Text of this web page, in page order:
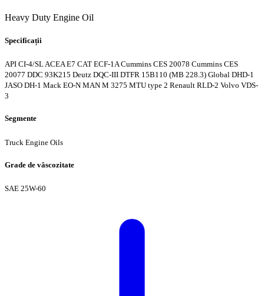
Heavy Duty Engine Oil
Specificații
API CI-4/SLACEA E7 CAT ECF-1ACummins CES 20078 Cummins CES
20077 DDC 93K215 Deutz DQC-III DTFR 15B110 (MB 228.3) Global DHD-1
JASO DH-1 Mack EO-N MAN M 3275 MTU type 2 Renault RLD-2 Volvo VDS-
3
Segmente
Truck Engine Oils
Grade de vâscozitate
SAE 25W-60